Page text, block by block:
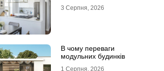
3 Серпня, 2026
В чому переваги
модульних будинків
1 Серпня, 2026